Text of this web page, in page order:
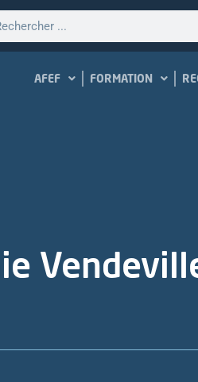
AFEF FORMATION